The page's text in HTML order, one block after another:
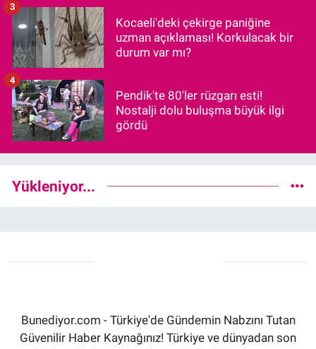
Kocaeli'deki çekirge paniğine
uzman açıklaması! Korkulacak bir
durum var mı?
3
Pendik'te 80'ler rüzgarı esti!
Nostalji dolu buluşma büyük ilgi
gördü
4
Yükleniyor...
Bunediyor.com - Türkiye'de Gündemin Nabzını Tutan
Güvenilir Haber Kaynağınız! Türkiye ve dünyadan son